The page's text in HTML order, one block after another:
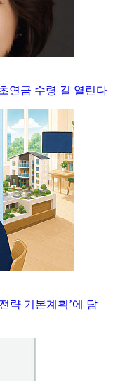
연금 수령 길 열린다
략 기본계획’에 담